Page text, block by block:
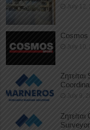
July 12,
Cosmos
July 10,
July 9,
Surveyor